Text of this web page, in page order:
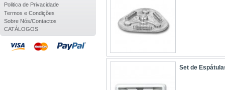
Politica de Privacidade
Termos e Condições
Sobre Nós/Contactos
CATÁLOGOS
Set de